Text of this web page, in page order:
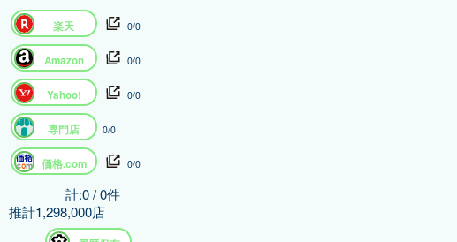
楽天 0/0
Amazon 0/0
Yahoo! 0/0
専門店 0/0
価格.com 0/0
計:0 / 0件
推計1,298,000店